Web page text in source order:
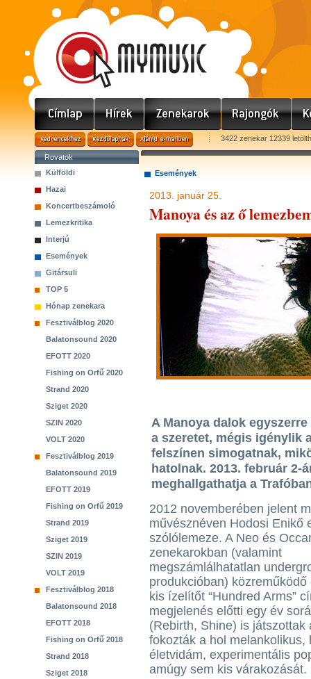
3422 zenekar 12339
Rovatok
Külföldi
Hazai
Koncertbeszámoló
Lemezkritika
Interjú
Események
Gitársuli
TOP 5
Hónap zenekara
Fesztiválblog 2020
Balatonsound 2020
EFOTT 2020
Fishing on Orfű 2020
Strand 2020
Sziget 2020
SZIN 2020
VOLT 2020
Fesztiválblog 2019
Balatonsound 2019
EFOTT 2019
Fishing on Orfű 2019
Strand 2019
Sziget 2019
SZIN 2019
VOLT 2019
Fesztiválblog 2018
Balatonsound 2018
EFOTT 2018
Fishing on Orfű 2018
Strand 2018
Sziget 2018
Események
2013. január 25.
Manoya és az ő
A Manoya dalok
a szeretet, mégis igénylik
felszínen simogatnak,
hatolnak. 2013. február 2-
meghallgathatja a
2012 novemberében jelent
művésznéven Hodosi Enikő
szólólemeze. A Neo és
zenekarokban (valamint
megszámlálhatatlan
produkcióban)
kis ízelítőt “Hundred Arms”
megjelenés előtti egy év
(Rebirth, Shine) is
fokozták a hol
életvidám, experimentális
amúgy sem kis várakozását.